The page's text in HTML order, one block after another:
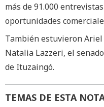
más de 91.000
oportunidades
También estuvieron
Natalia Lazzeri, el
de Ituzaingó.
TEMAS DE ESTA